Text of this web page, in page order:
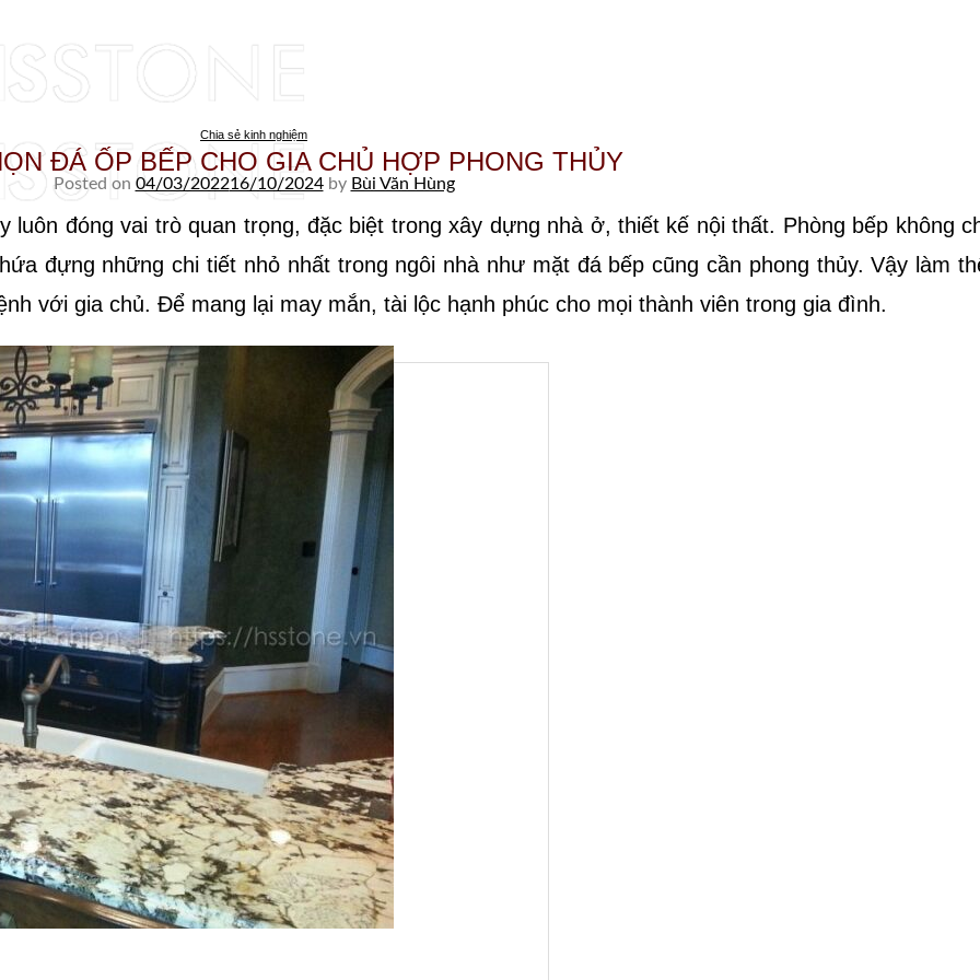
Chia sẻ kinh nghiệm
ĐÁ ỐP BẾP CHO GIA CHỦ HỢP PHONG THỦY
Posted on 04/03/202216/10/2024by Bùi Văn Hùng
luôn đóng vai trò quan trọng, đặc biệt trong xây dựng nhà ở, thiết kế nội thất. Phòng bếp không
đựng những chi tiết nhỏ nhất trong ngôi nhà như mặt đá bếp cũng cần phong thủy. Vậy làm
với gia chủ. Để mang lại may mắn, tài lộc hạnh phúc cho mọi thành viên trong gia đình.